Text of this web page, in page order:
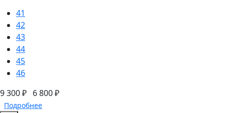
41
42
43
44
45
46
9 300 ₽ 6 800 ₽
Подробнее